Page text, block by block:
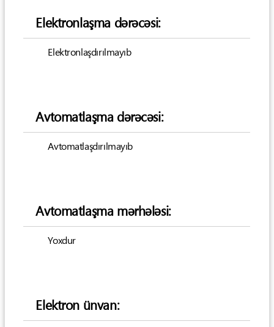
Elektronlaşma dərəcəsi:
Elektronlaşdırılmayıb
Avtomatlaşma dərəcəsi:
Avtomatlaşdırılmayıb
Avtomatlaşma mərhələsi:
Yoxdur
Elektron ünvan: